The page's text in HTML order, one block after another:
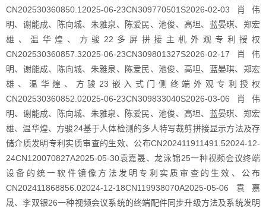
CN202530360850.12025-06-23CN309770501S2026-02-03肖伟
明、谢能成、陈向城、朱雅泉、陈爱民、池俊、高坦、蓝晏琪、郑宏
雄、温华煌、方骏22多屏拼接主机外观专利授权
CN202530360857.32025-06-23CN309801327S2026-02-17肖伟
明、谢能成、陈向城、朱雅泉、陈爱民、池俊、高坦、蓝晏琪、郑宏
雄、温华煌、方骏23嵌入式门侧终端外观专利授权
CN202530360852.02025-06-23CN309833040S2026-03-06肖伟
明、谢能成、陈向城、朱雅泉、陈爱民、池俊、高坦、蓝晏琪、郑宏
雄、温华煌、方骏24基于人体检测的多人特写裁剪拼接显示方法及存
储介质发明专利实质审查的生效、公布CN202411911491.52024-12-
24CN120070827A2025-05-30袁嘉晟、龙泳锦25一种视频会议终端
设备的统一软件镜像方法发明专利实质审查的生效、公布
CN202411868856.02024-12-18CN119938070A2025-05-06袁嘉
晟、李双银26一种视频会议系统的终端配件同步升级方法及系统发明